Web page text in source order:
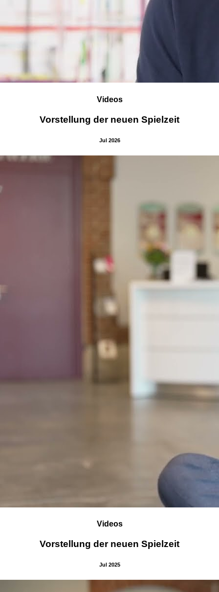
Videos
Vorstellung der neuen Spielzeit
Jul 2026
Videos
Vorstellung der neuen Spielzeit
Jul 2025